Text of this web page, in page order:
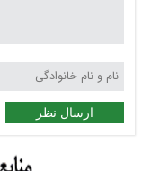
ارسال نظر